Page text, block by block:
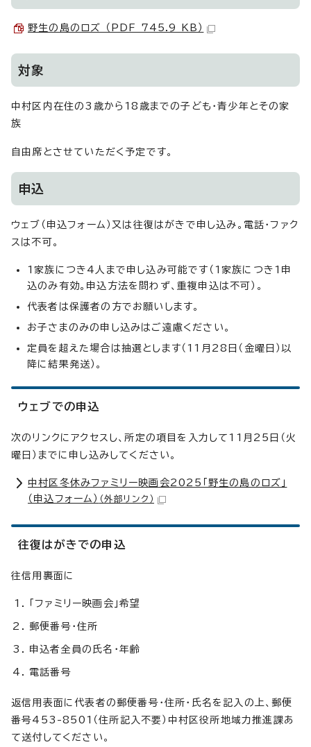
野生の島のロズ （PDF 745.9 KB）
対象
中村区内在住の3歳から18歳までの子ども・青少年とその家
族
自由席とさせていただく予定です。
申込
ウェブ（申込フォーム）又は往復はがきで申し込み。電話・ファク
スは不可。
1家族につき4人まで申し込み可能です（1家族につき1申
込のみ有効。申込方法を問わず、重複申込は不可）。
代表者は保護者の方でお願いします。
お子さまのみの申し込みはご遠慮ください。
定員を超えた場合は抽選とします（11月28日（金曜日）以
降に結果発送）。
ウェブでの申込
次のリンクにアクセスし、所定の項目を入力して11月25日（火
曜日）までに申し込みしてください。
中村区冬休みファミリー映画会2025「野生の島のロズ」
（申込フォーム） （外部リンク）
往復はがきでの申込
往信用裏面に
「ファミリー映画会」希望
郵便番号・住所
申込者全員の氏名・年齢
電話番号
返信用表面に代表者の郵便番号・住所・氏名を記入の上、郵便
番号453-8501（住所記入不要）中村区役所地域力推進課あ
て送付してください。